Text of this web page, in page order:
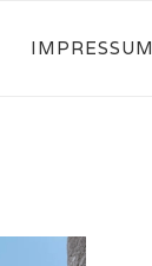
IMPRESSUM